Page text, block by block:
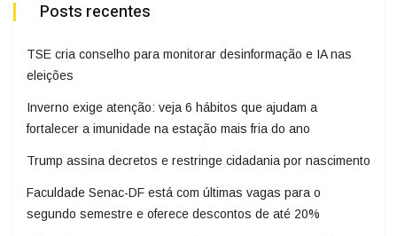
Posts recentes
TSE cria conselho para monitorar desinformação e IA nas
eleições
Inverno exige atenção: veja 6 hábitos que ajudam a
fortalecer a imunidade na estação mais fria do ano
Trump assina decretos e restringe cidadania por nascimento
Faculdade Senac-DF está com últimas vagas para o
segundo semestre e oferece descontos de até 20%